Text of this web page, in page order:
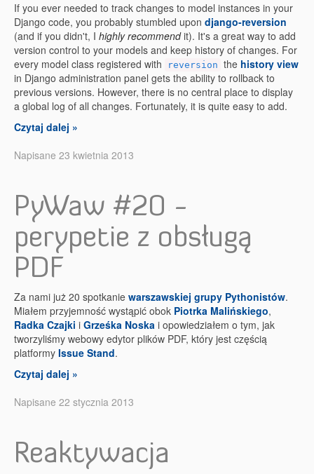
If you ever needed to track changes to model instances in your
Django code, you probably stumbled upon django-reversion
(and if you didn't, I highly recommendit). It's a great way to add
version control to your models and keep history of changes. For
every model class registered with
reversion the history view
in Django administration panel gets the ability to rollback to
previous versions. However, there is no central place to display
a global log of all changes. Fortunately, it is quite easy to add.
Czytaj dalej »
Napisane 23 kwietnia 2013
PyWaw #20 -
perypetie z obsługą
PDF
Za nami już 20 spotkanie warszawskiej grupy Pythonistów.
Miałem przyjemność wystąpić obok Piotrka Malińskiego,
Radka Czajki i Grześka Noska i opowiedziałem o tym, jak
tworzyliśmy webowy edytor plików PDF, który jest częścią
platformy Issue Stand.
Czytaj dalej »
Napisane 22 stycznia 2013
Reaktywacja